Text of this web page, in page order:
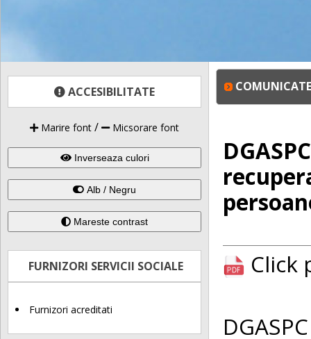
ACCESIBILITATE
Marire font / Micsorare font
Inverseaza culori
Alb / Negru
Mareste contrast
FURNIZORI SERVICII SOCIALE
Furnizori acreditati
Click